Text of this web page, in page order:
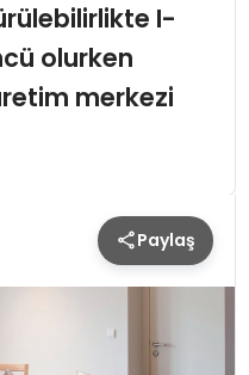
I-
olurken
merkezi
Paylaş